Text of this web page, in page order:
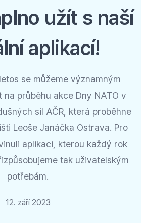
užít s naší
aplikací!
se můžeme významným
na průběhu akce Dny NATO v
sil AČR, která proběhne
Leoše Janáčka Ostrava. Pro
aplikaci, kterou každý rok
tak uživatelským
potřebám.
12. září 2023